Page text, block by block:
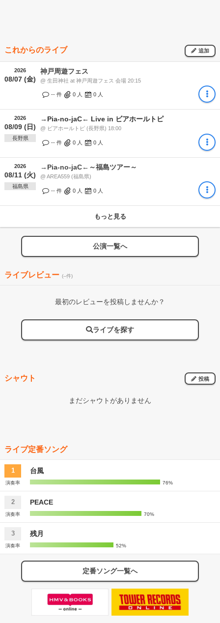
これからのライブ 追加
2026
08/07 (金)
神戸周遊フェス
@ 生田神社 at 神戸周遊フェス 会場 20:15
-- 件 0 人 0 人
2026
08/09 (日)
長野県
→Pia-no-jaC← Live in ビアホールトピ
@ ビアホールトピ (長野県) 18:00
-- 件 0 人 0 人
2026
08/11 (火)
福島県
→Pia-no-jaC←～福島ツアー～
@ AREA559 (福島県)
-- 件 0 人 0 人
もっと見る
公演一覧へ
ライブレビュー (--件)
最初のレビューを投稿しませんか？
ライブを探す
シャウト 投稿
まだシャウトがありません
ライブ定番ソング
1 台風
演奏率 76%
2 PEACE
演奏率 70%
3 残月
演奏率 52%
定番ソング一覧へ